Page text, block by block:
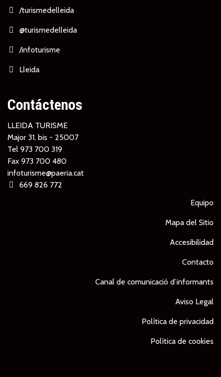
/turismedelleida
@turismedelleida
/infoturisme
Lleida
Contáctenos
LLEIDA TURISME
Major 31, bis - 25007
Tel 973 700 319
Fax 973 700 480
infoturisme@paeria.cat
669 826 772
Equipo
Mapa del Sitio
Accesibilidad
Contacto
Canal de comunicació d’informants
Aviso Legal
Política de privacidad
Política de cookies